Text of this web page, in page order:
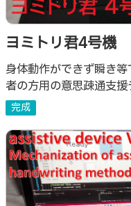
ヨミトリ君4号機
技術による意思疎
身体動作ができず瞬き
者の方用の意思疎通支
目的としたヨミトリ君3
特化させ小型軽量化した
完成